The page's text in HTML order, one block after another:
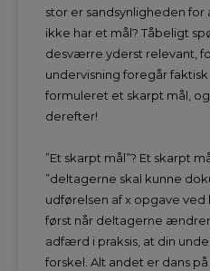
stor er sandsynligheden for
ikke har et mål? Tåbeligt
desværre yderst relevant,
undervisning foregår
formuleret et skarpt mål,
derefter!
”Et skarpt mål”? Et skarpt
”deltagerne skal kunne
udførelsen af x opgave
først når deltagerne
adfærd i praksis, at din
forskel. Alt andet er dans